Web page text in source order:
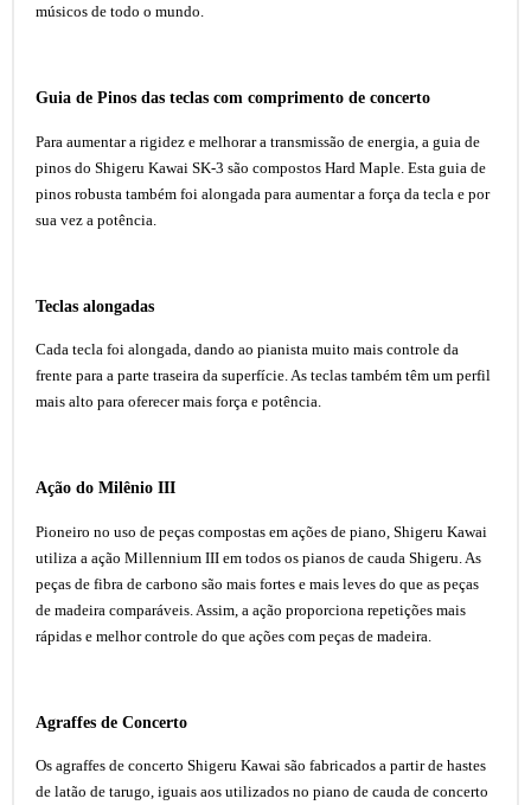
músicos de todo o mundo.
Guia de Pinos das teclas com comprimento de concerto
Para aumentar a rigidez e melhorar a transmissão de energia, a guia de
pinos do Shigeru Kawai SK-3 são compostos Hard Maple. Esta guia de
pinos robusta também foi alongada para aumentar a força da tecla e por
sua vez a potência.
Teclas alongadas
Cada tecla foi alongada, dando ao pianista muito mais controle da
frente para a parte traseira da superfície. As teclas também têm um perfil
mais alto para oferecer mais força e potência.
Ação do Milênio III
Pioneiro no uso de peças compostas em ações de piano, Shigeru Kawai
utiliza a ação Millennium III em todos os pianos de cauda Shigeru. As
peças de fibra de carbono são mais fortes e mais leves do que as peças
de madeira comparáveis. Assim, a ação proporciona repetições mais
rápidas e melhor controle do que ações com peças de madeira.
Agraffes de Concerto
Os agraffes de concerto Shigeru Kawai são fabricados a partir de hastes
de latão de tarugo, iguais aos utilizados no piano de cauda de concerto